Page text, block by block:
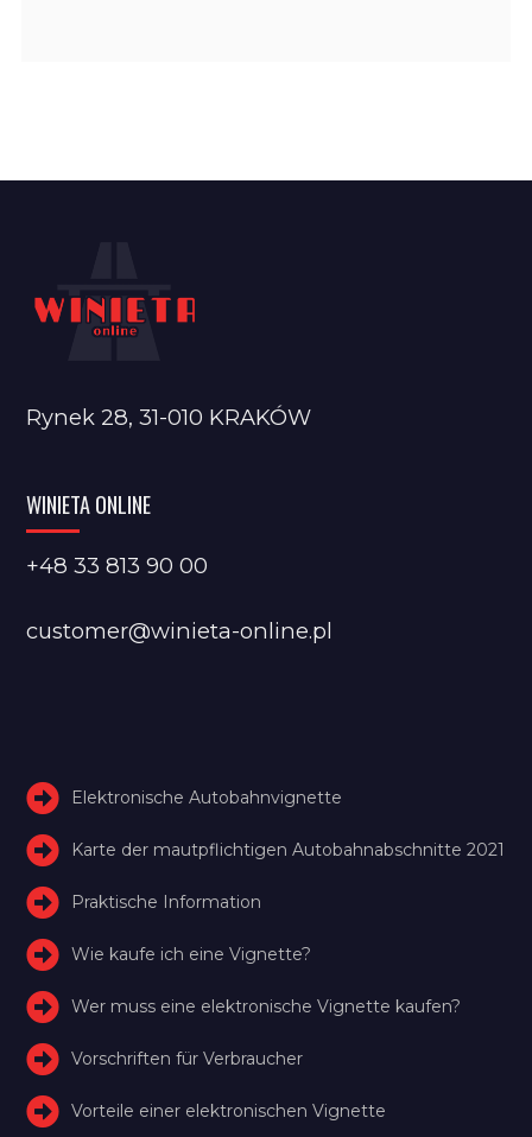
Rynek 28, 31-010 KRAKÓW
WINIETA ONLINE
+48 33 813 90 00
customer@winieta-online.pl
Elektronische Autobahnvignette
Karte der mautpflichtigen Autobahnabschnitte 2021
Praktische Information
Wie kaufe ich eine Vignette?
Wer muss eine elektronische Vignette kaufen?
Vorschriften für Verbraucher
Vorteile einer elektronischen Vignette